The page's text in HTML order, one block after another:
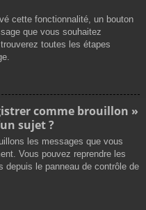
cette fonctionnalité, un bouton
que vous souhaitez
toutes les étapes
comme brouillon »
sujet ?
les messages que vous
Vous pouvez reprendre les
depuis le panneau de contrôle de